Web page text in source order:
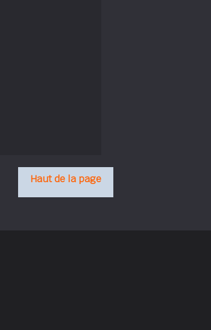
Haut de la page